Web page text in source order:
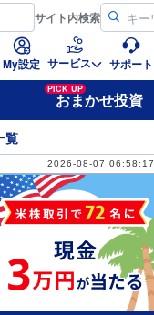
サイト内検索
My設定 サービス サポート
PICK UP
おまかせ投資
覧
2026-08-07 06:58:17